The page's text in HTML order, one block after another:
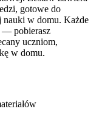
gotowe do
nauki w domu. Każde
— pobierasz
uczniom,
w domu.